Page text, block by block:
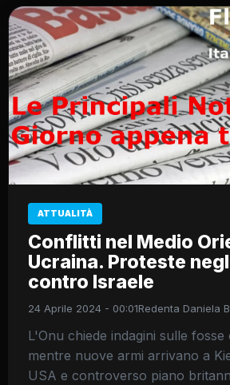
ATTUALITÀ
Conflitti nel Medio
Ucraina. Proteste
contro Israele
24 Aprile 2024 - 00:01Redenta Daniela
L'Onu chiede indagini sulle fosse
mentre nuove armi arrivano a
USA e controverso piano